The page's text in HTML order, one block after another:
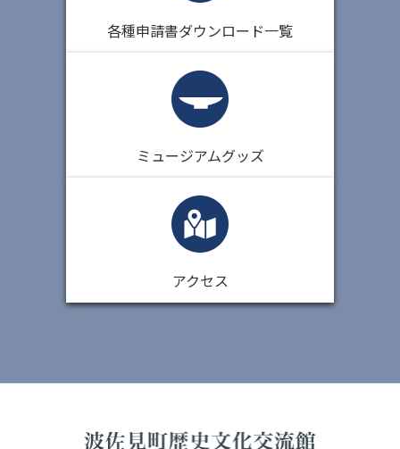
各種申請書ダウンロード一覧
ミュージアムグッズ
アクセス